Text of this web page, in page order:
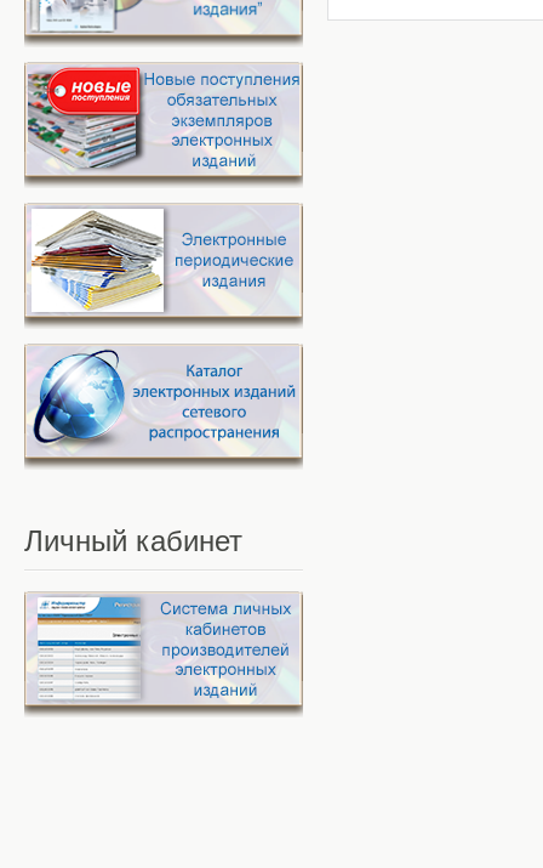
Личный кабинет